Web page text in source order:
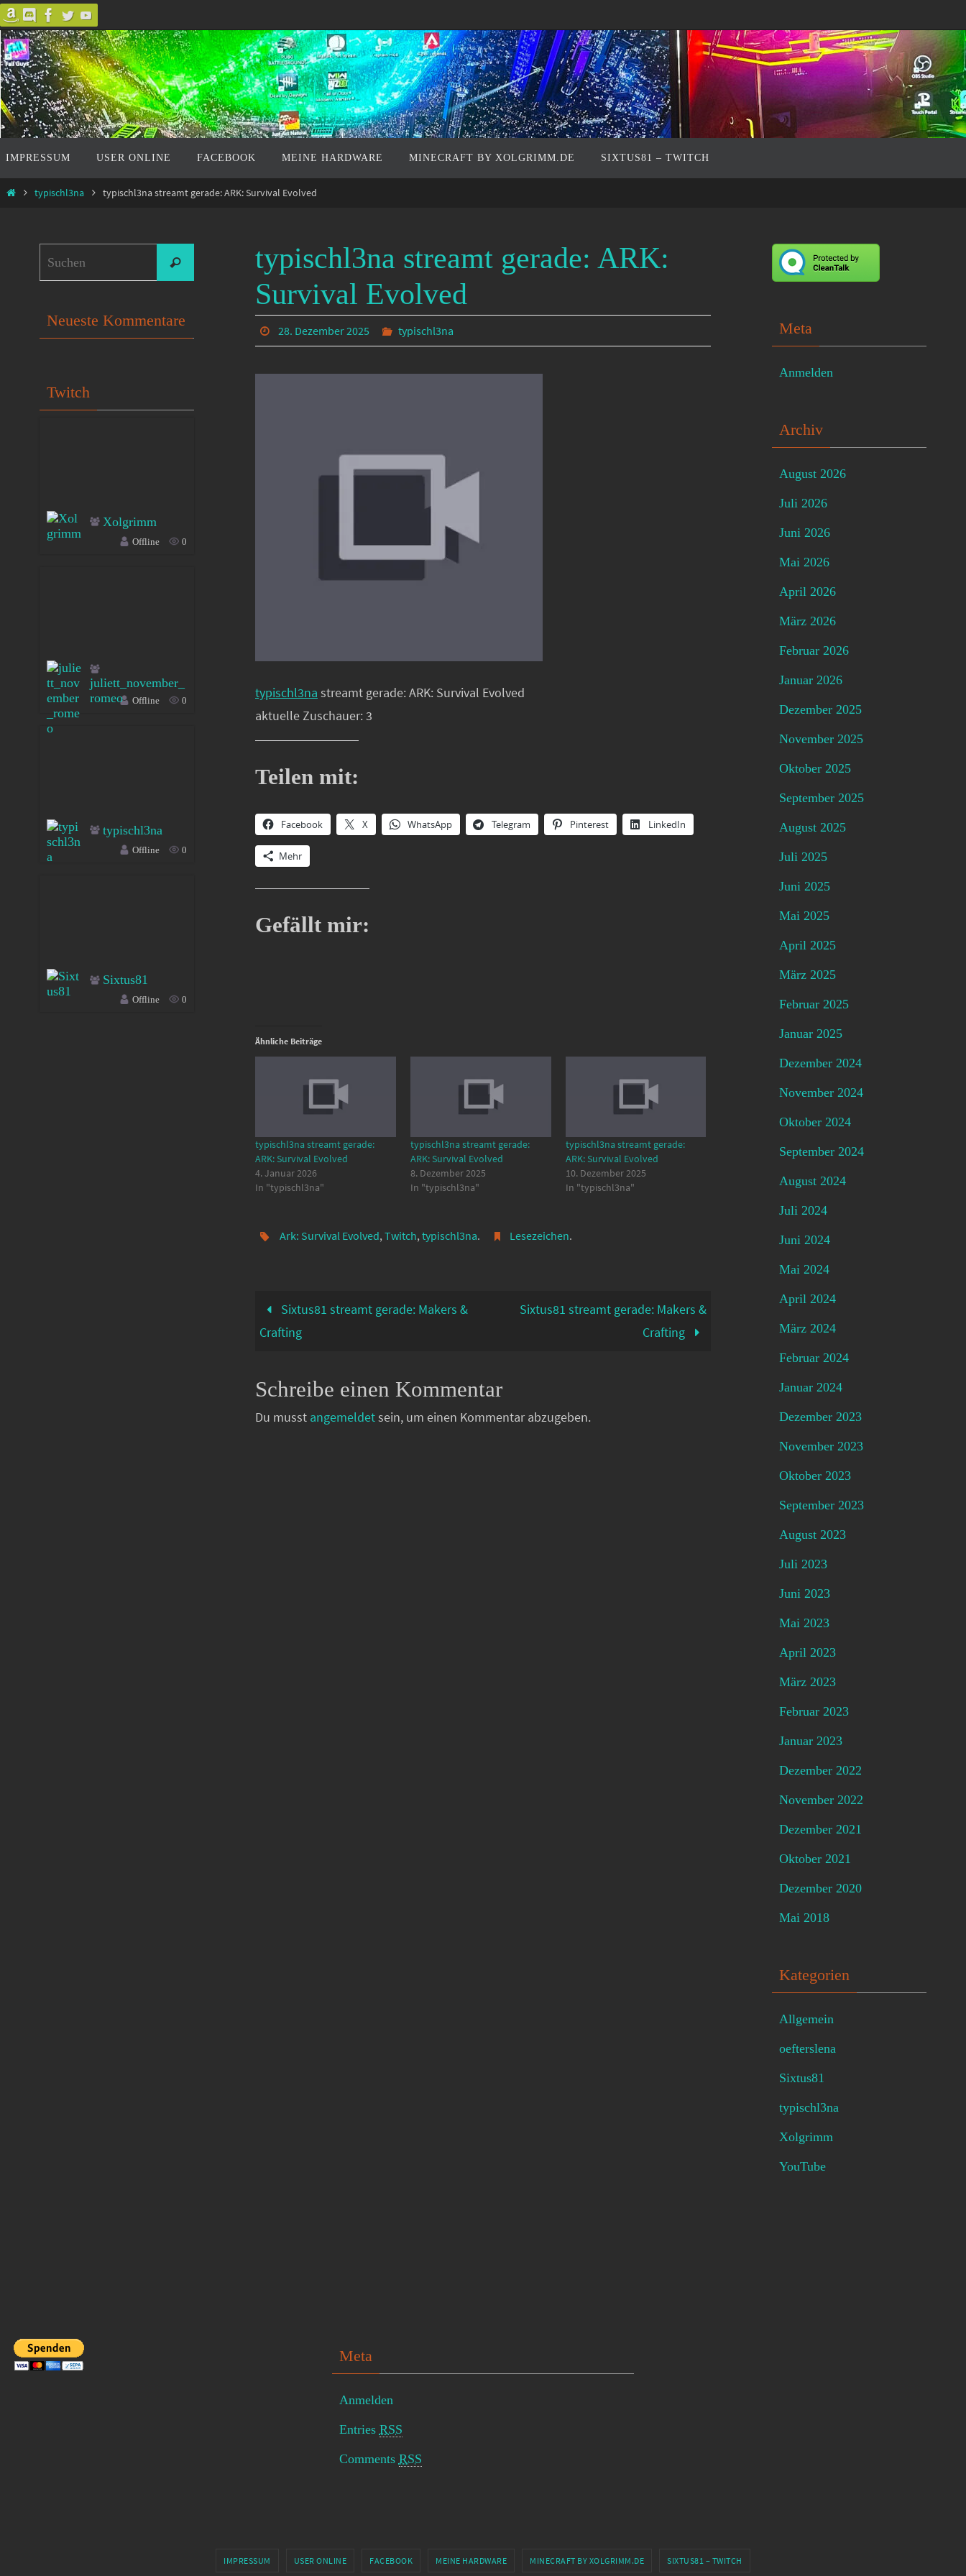
Zum
Inhalt
springen
Inhalt
springen
IMPRESSUM USER ONLINE FACEBOOK MEINE HARDWARE MINECRAFT BY XOLGRIMM.DE SIXTUS81 – TWITCH
Starttypischl3na typischl3na streamt gerade: ARK: Survival Evolved
typischl3na streamt gerade: ARK:
Survival Evolved
28. Dezember 2025 typischl3na
typischl3na streamt gerade: ARK: Survival Evolved
aktuelle Zuschauer: 3
Teilen mit:
Facebook X WhatsApp Telegram Pinterest LinkedIn
Mehr
Gefällt mir:
Ähnliche Beiträge
typischl3na streamt gerade:
ARK: Survival Evolved
4. Januar 2026
In "typischl3na"
typischl3na streamt gerade:
ARK: Survival Evolved
8. Dezember 2025
In "typischl3na"
typischl3na streamt gerade:
ARK: Survival Evolved
10. Dezember 2025
In "typischl3na"
Ark: Survival Evolved, Twitch, typischl3na. Lesezeichen.
Sixtus81 streamt gerade: Makers &
Crafting
Sixtus81 streamt gerade: Makers &
Crafting
Schreibe einen Kommentar
Du musst angemeldetsein, um einen Kommentar abzugeben.
nach:
Suchen
Neueste Kommentare
Twitch
Xolgrimm
Offline 0
juliett_november_
romeo
Offline 0
typischl3na
Offline 0
Sixtus81
Offline 0
Meta
Anmelden
Archiv
August 2026
Juli 2026
Juni 2026
Mai 2026
April 2026
März 2026
Februar 2026
Januar 2026
Dezember 2025
November 2025
Oktober 2025
September 2025
August 2025
Juli 2025
Juni 2025
Mai 2025
April 2025
März 2025
Februar 2025
Januar 2025
Dezember 2024
November 2024
Oktober 2024
September 2024
August 2024
Juli 2024
Juni 2024
Mai 2024
April 2024
März 2024
Februar 2024
Januar 2024
Dezember 2023
November 2023
Oktober 2023
September 2023
August 2023
Juli 2023
Juni 2023
Mai 2023
April 2023
März 2023
Februar 2023
Januar 2023
Dezember 2022
November 2022
Dezember 2021
Oktober 2021
Dezember 2020
Mai 2018
Kategorien
Allgemein
oefterslena
Sixtus81
typischl3na
Xolgrimm
YouTube
Meta
Anmelden
Entries RSS
Comments RSS
IMPRESSUM USER ONLINE FACEBOOK MEINE HARDWARE MINECRAFT BY XOLGRIMM.DE SIXTUS81 – TWITCH